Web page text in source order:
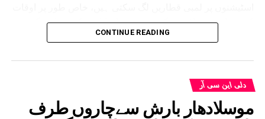
کے دوران۔ مسافروں کو مشورہ دیا جاتا ہے کہ وہ اس کے
مطابق اپنے سفر کی منصوبہ بندی کریں اور اس مدت کے دوران
سوشل میڈیا پلیٹ فارم X پر اس معلومات کا اشتراک
2026 (اتوار) سے تمام میٹرو اسٹیشنوں پر مسافروں کی
CONTINUE READING
دلی این سی آر
موسلادھار بارش سےچاروں طرف